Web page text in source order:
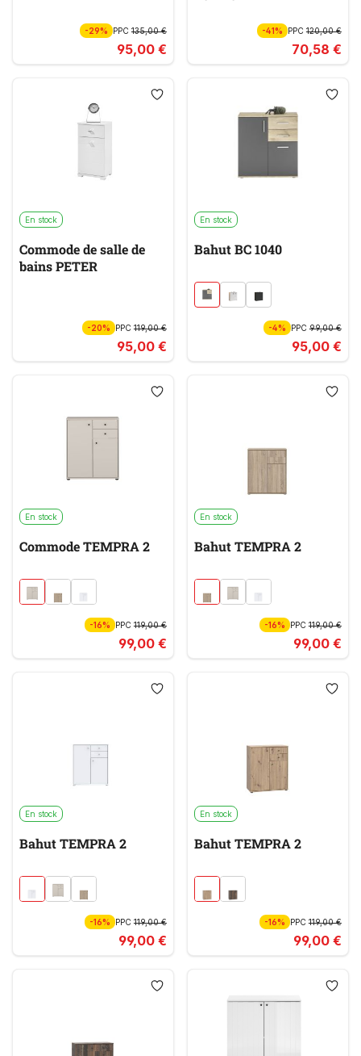
-29% PPC 135,00 €
95,00 €
-41% PPC120,00 €
70,58 €
En stock
Commode de salle de
bains PETER
-20% PPC 119,00 €
95,00 €
En stock
Bahut BC 1040
-4% PPC99,00 €
95,00 €
En stock
Commode TEMPRA 2
-16% PPC 119,00 €
99,00 €
En stock
Bahut TEMPRA 2
-16% PPC119,00 €
99,00 €
En stock
Bahut TEMPRA 2
-16% PPC 119,00 €
99,00 €
En stock
Bahut TEMPRA 2
-16% PPC119,00 €
99,00 €